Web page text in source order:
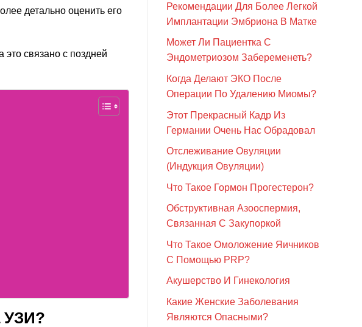
детально оценить его
связано с поздней
УЗИ?
Рекомендации Для Более Легкой
Имплантации Эмбриона В Матке
Может Ли Пациентка С
Эндометриозом Забеременеть?
Когда Делают ЭКО После
Операции По Удалению Миомы?
Этот Прекрасный Кадр Из
Германии Очень Нас Обрадовал
Отслеживание Овуляции
(Индукция Овуляции)
Что Такое Гормон Прогестерон?
Обструктивная Азооспермия,
Связанная С Закупоркой
Что Такое Омоложение Яичников
С Помощью PRP?
Акушерство И Гинекология
Какие Женские Заболевания
Являются Опасными?